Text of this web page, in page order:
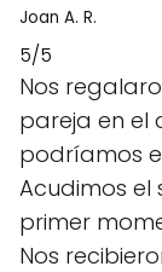
Joan A. R.
5/5
Nos
pareja en el
podríamos
Acudimos el
primer
Nos